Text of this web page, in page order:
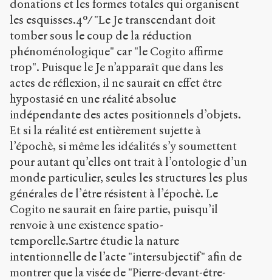
donations et les formes totales qui organisent
les esquisses.4°/ "Le Je transcendant doit
tomber sous le coup de la réduction
phénoménologique" car "le Cogito affirme
trop". Puisque le Je n’apparaît que dans les
actes de réflexion, il ne saurait en effet être
hypostasié en une réalité absolue
indépendante des actes positionnels d’objets.
Et si la réalité est entièrement sujette à
l’épochè, si même les idéalités s’y soumettent
pour autant qu’elles ont trait à l’ontologie d’un
monde particulier, seules les structures les plus
générales de l’être résistent à l’épochè. Le
Cogito ne saurait en faire partie, puisqu’il
renvoie à une existence spatio-
temporelle.Sartre étudie la nature
intentionnelle de l’acte "intersubjectif" afin de
montrer que la visée de "Pierre-devant-être-